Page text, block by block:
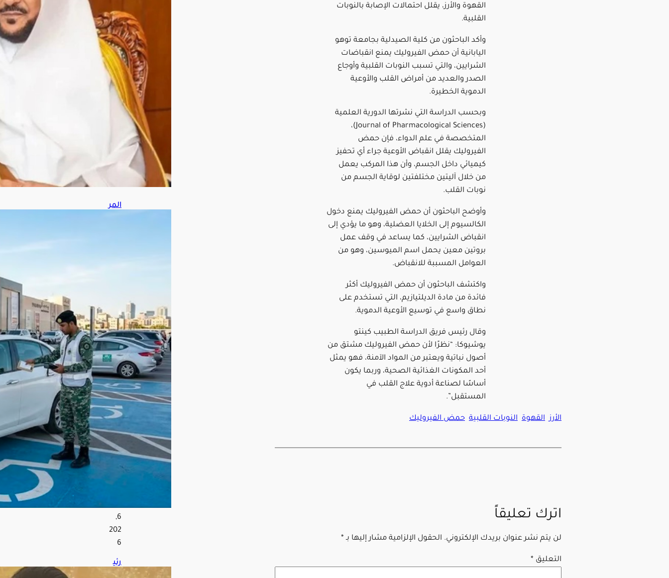
القهوة والأرز، يقلل احتمالات الإصابة بالنوبات
القلبية.
وأكد الباحثون من كلية الصيدلية بجامعة توهو
اليابانية أن حمض الفيروليك يمنع انقباضات
الشرايين، والتي تسبب النوبات القلبية وأوجاع
الصدر والعديد من أمراض القلب والأوعية
الدموية الخطيرة.
وبحسب الدراسة التي نشرتها الدورية العلمية
(Journal of Pharmacological Sciences)،
المتخصصة في علم الدواء، فإن حمض
الفيروليك يقلل انقباض الأوعية جراء أي تحفيز
كيميائي داخل الجسم، وأن هذا المركب يعمل
من خلال آليتين مختلفتين لوقاية الجسم من
نوبات القلب.
وأوضح الباحثون أن حمض الفيروليك يمنع دخول
الكالسيوم إلى الخلايا العضلية، وهو ما يؤدي إلى
انقباض الشرايين، كما يساعد في وقف عمل
بروتين معين يحمل اسم الميوسين، وهو من
العوامل المسببة للانقباض.
واكتشف الباحثون أن حمض الفيروليك أكثر
فائدة من مادة الديلتيازيم، التي تستخدم على
نطاق واسع في توسيع الأوعية الدموية.
وقال رئيس فريق الدراسة الطبيب كينتو
يوشيوكا: “نظرًا لأن حمض الفيروليك مشتق من
أصول نباتية ويعتبر من المواد الآمنة، فهو يمثل
أحد المكونات الغذائية الصحية، وربما يكون
أساسًا لصناعة أدوية علاج القلب في
المستقبل”.
الأرز القهوة النوبات القلبية حمض الفيروليك
اترك تعليقاً
لن يتم نشر عنوان بريدك الإلكتروني. الحقول الإلزامية مشار إليها بـ *
التعليق *
خل
في
قض
ايا
الدو
ل
الأخ
رى
أغ
س
المر
موا
قف
الأ
شخ
اص
ذوي
الإع
اقة
بمخ
تلف
منا
الم
ملك
ة
أغ
س
6,
202
6
رئي
س